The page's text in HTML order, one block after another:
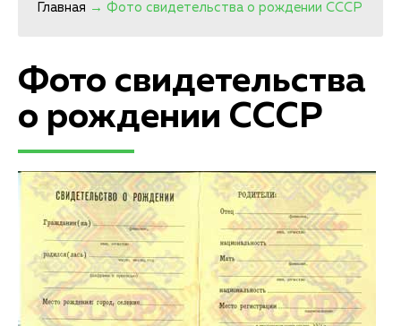
Главная → Фото свидетельства о рождении СССР
Фото свидетельства
о рождении СССР